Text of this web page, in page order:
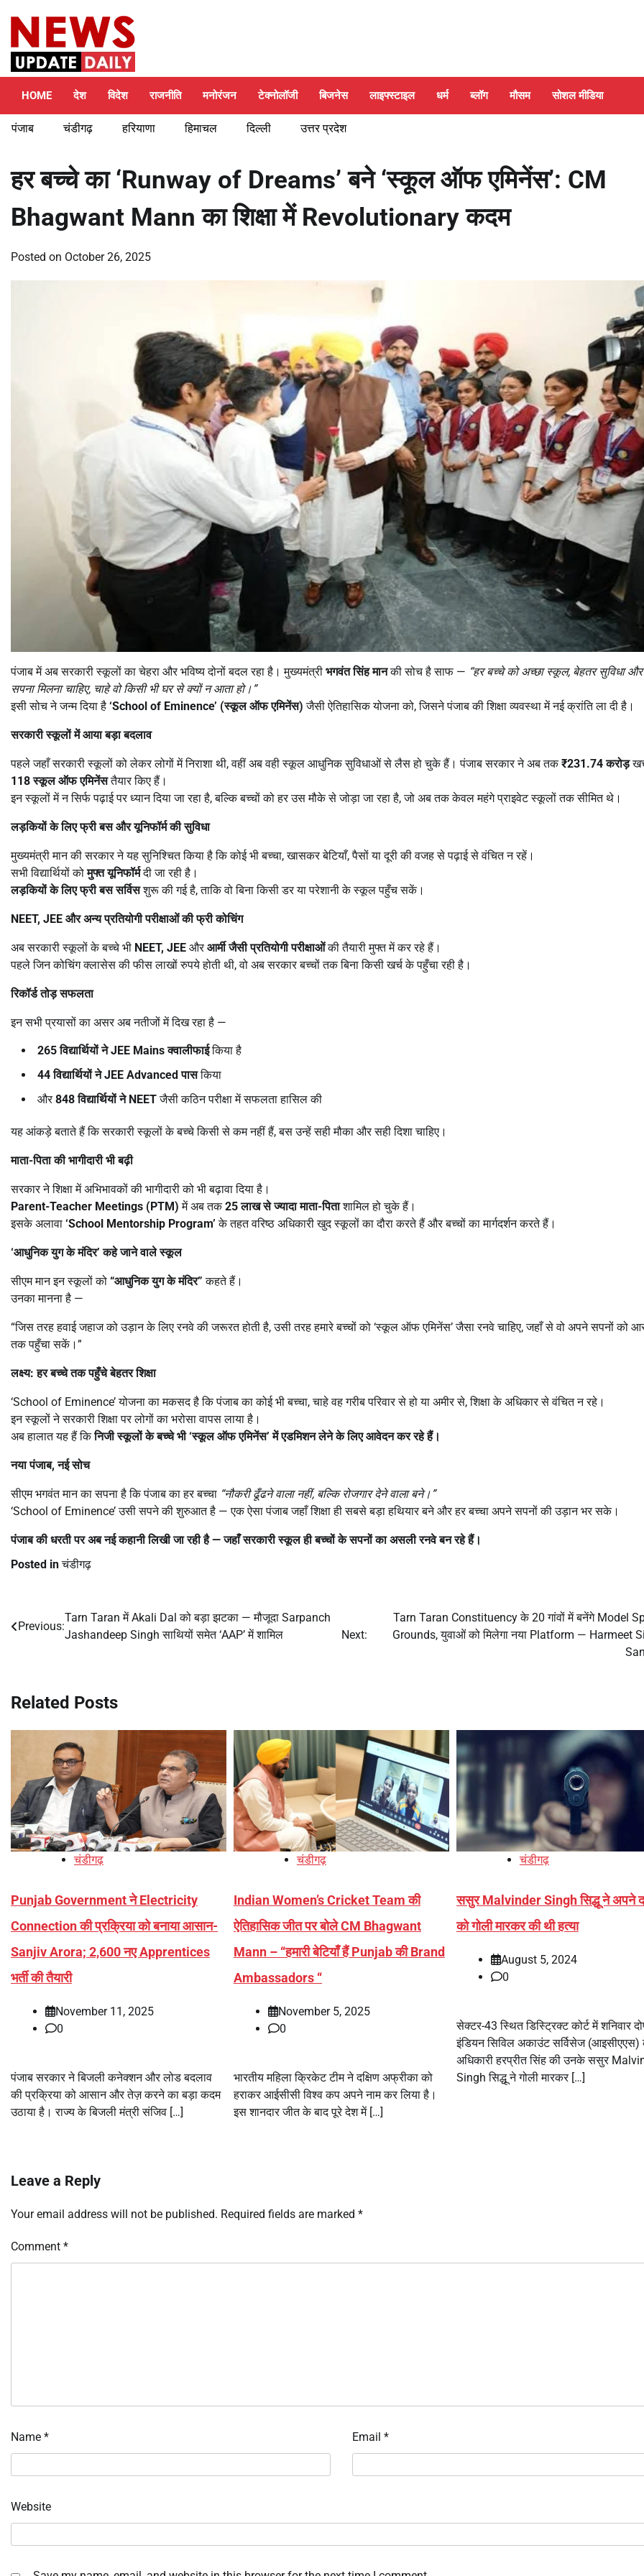
content
HOME देश विदेश राजनीति मनोरंजन टेक्नोलॉजी बिजनेस लाइफ्स्टाइल धर्म ब्लॉग मौसम सोशल मीडिया
पंजाब चंडीगढ़ हरियाणा हिमाचल दिल्ली उत्तर प्रदेश
हर बच्चे का ‘Runway of Dreams’ बने ‘स्कूल ऑफ एमिनेंस’: CM
Bhagwant Mann का शिक्षा में Revolutionary कदम
Posted on October 26, 2025
पंजाब में अब सरकारी स्कूलों का चेहरा और भविष्य दोनों बदल रहा है। मुख्यमंत्री भगवंत सिंह मानकी सोच है साफ — “हर बच्चे को अच्छा स्कूल, बेहतर सुविधा और
सपना मिलना चाहिए, चाहे वो किसी भी घर से क्यों न आता हो।”
इसी सोच ने जन्म दिया है ‘School of Eminence’ (स्कूल ऑफ एमिनेंस) जैसी ऐतिहासिक योजना को, जिसने पंजाब की शिक्षा व्यवस्था में नई क्रांति ला दी है।
सरकारी स्कूलों में आया बड़ा बदलाव
पहले जहाँ सरकारी स्कूलों को लेकर लोगों में निराशा थी, वहीं अब वही स्कूल आधुनिक सुविधाओं से लैस हो चुके हैं। पंजाब सरकार ने अब तक₹231.74करोड़
118स्कूल ऑफ एमिनेंसतैयार किए हैं।
इन स्कूलों में न सिर्फ पढ़ाई पर ध्यान दिया जा रहा है, बल्कि बच्चों को हर उस मौके से जोड़ा जा रहा है, जो अब तक केवल महंगे प्राइवेट स्कूलों तक सीमित थे।
लड़कियों के लिए फ्री बस और यूनिफॉर्म की सुविधा
मुख्यमंत्री मान की सरकार ने यह सुनिश्चित किया है कि कोई भी बच्चा, खासकर बेटियाँ, पैसों या दूरी की वजह से पढ़ाई से वंचित न रहें।
सभी विद्यार्थियों कोमुफ्त यूनिफॉर्मदी जा रही है।
लड़कियों के लिए फ्री बस सर्विसशुरू की गई है, ताकि वो बिना किसी डर या परेशानी के स्कूल पहुँच सकें।
NEET, JEE और अन्य प्रतियोगी परीक्षाओं की फ्री कोचिंग
अब सरकारी स्कूलों के बच्चे भी NEET, JEE औरआर्मी जैसी प्रतियोगी परीक्षाओंकी तैयारी मुफ्त में कर रहे हैं।
पहले जिन कोचिंग क्लासेस की फीस लाखों रुपये होती थी, वो अब सरकार बच्चों तक बिना किसी खर्च के पहुँचा रही है।
रिकॉर्ड तोड़ सफलता
इन सभी प्रयासों का असर अब नतीजों में दिख रहा है —
265विद्यार्थियों नेJEE Mainsक्वालीफाईकिया है
44विद्यार्थियों नेJEE Advancedपासकिया
और848विद्यार्थियों ने NEETजैसी कठिन परीक्षा में सफलता हासिल की
यह आंकड़े बताते हैं कि सरकारी स्कूलों के बच्चे किसी से कम नहीं हैं, बस उन्हें सही मौका और सही दिशा चाहिए।
माता-पिता की भागीदारी भी बढ़ी
सरकार ने शिक्षा में अभिभावकों की भागीदारी को भी बढ़ावा दिया है।
Parent-Teacher Meetings (PTM) में अब तक25लाख से ज्यादा माता-पिताशामिल हो चुके हैं।
इसके अलावा ‘School Mentorship Program’ के तहत वरिष्ठ अधिकारी खुद स्कूलों का दौरा करते हैं और बच्चों का मार्गदर्शन करते हैं।
‘आधुनिक युग के मंदिर’कहे जाने वाले स्कूल
सीएम मान इन स्कूलों को “आधुनिक युग के मंदिर” कहते हैं।
उनका मानना है —
“जिस तरह हवाई जहाज को उड़ान के लिए रनवे की जरूरत होती है, उसी तरह हमारे बच्चों को ‘स्कूल ऑफ एमिनेंस’ जैसा रनवे चाहिए, जहाँ से वो अपने सपनों को
तक पहुँचा सकें।”
लक्ष्य: हर बच्चे तक पहुँचे बेहतर शिक्षा
‘School of Eminence’ योजना का मकसद है कि पंजाब का कोई भी बच्चा, चाहे वह गरीब परिवार से हो या अमीर से, शिक्षा के अधिकार से वंचित न रहे।
इन स्कूलों ने सरकारी शिक्षा पर लोगों का भरोसा वापस लाया है।
अब हालात यह हैं किनिजी स्कूलों के बच्चे भी‘स्कूल ऑफ एमिनेंस’में एडमिशन लेने के लिए आवेदन कर रहे हैं।
नया पंजाब,नई सोच
सीएम भगवंत मान का सपना है कि पंजाब का हर बच्चा “नौकरी ढूँढने वाला नहीं, बल्कि रोजगार देने वाला बने।”
‘School of Eminence’ उसी सपने की शुरुआत है — एक ऐसा पंजाब जहाँ शिक्षा ही सबसे बड़ा हथियार बने और हर बच्चा अपने सपनों की उड़ान भर सके।
पंजाब की धरती पर अब नई कहानी लिखी जा रही है—जहाँ सरकारी स्कूल ही बच्चों के सपनों का असली रनवे बन रहे हैं।
Posted inचंडीगढ़
Post
Previous:
Tarn Taran में Akali Dal को बड़ा झटका — मौजूदा Sarpanch
Jashandeep Singh साथियों समेत ‘AAP’ में शामिल
Next:
Tarn Taran Constituency के 20 गांवों में बनेंगे Model
Grounds, युवाओं को मिलेगा नया Platform — Harmeet
Related Posts
चंडीगढ़
Punjab Government ने Electricity
Connection की प्रक्रिया को बनाया आसान-
Sanjiv Arora; 2,600 नए Apprentices
भर्ती की तैयारी
November 11, 2025
0
पंजाब सरकार ने बिजली कनेक्शन और लोड बदलाव
की प्रक्रिया को आसान और तेज़ करने का बड़ा कदम
उठाया है। राज्य के बिजली मंत्री संजिव […]
चंडीगढ़
Indian Women’s Cricket Team की
ऐतिहासिक जीत पर बोले CM Bhagwant
Mann – “हमारी बेटियाँ हैं Punjab की Brand
Ambassadors “
November 5, 2025
0
भारतीय महिला क्रिकेट टीम ने दक्षिण अफ्रीका को
हराकर आईसीसी विश्व कप अपने नाम कर लिया है।
इस शानदार जीत के बाद पूरे देश में […]
चंडीगढ़
ससुर Malvinder Singh सिद्धू ने अपने
को गोली मारकर की थी हत्या
August 5, 2024
0
सेक्टर-43 स्थित डिस्ट्रिक्ट कोर्ट में शनिवार
इंडियन सिविल अकाउंट सर्विसेज
अधिकारी हरप्रीत सिंह की उनके ससुर
Singh सिद्धू ने गोली मारकर […]
Leave a Reply
Your email address will not be published. Required fields are marked *
Comment *
Name * Email *
Website